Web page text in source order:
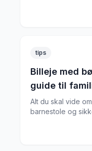
Historiske byer
tips
Billeje med
guide til
Alt du skal vide
barnestole og